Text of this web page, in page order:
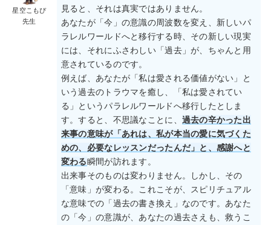
星空こもぴ
先生
見ると、それは真実ではありません。
あなたが「今」の意識の周波数を変え、新しいパ
ラレルワールドへと移行する時、その新しい現実
には、それにふさわしい「過去」が、ちゃんと用
意されているのです。
例えば、あなたが「私は愛される価値がない」と
いう過去のトラウマを癒し、「私は愛されてい
る」というパラレルワールドへ移行したとしま
す。すると、不思議なことに、 過去の辛かった出
来事の意味が「あれは、私が本当の愛に気づくた
めの、必要なレッスンだったんだ」と、感謝へと
変わる瞬間が訪れます。
出来事そのものは変わりません。しかし、その
「意味」が変わる。これこそが、スピリチュアル
な意味での「過去の書き換え」なのです。あなた
の「今」の意識が、あなたの過去さえも、救うこ